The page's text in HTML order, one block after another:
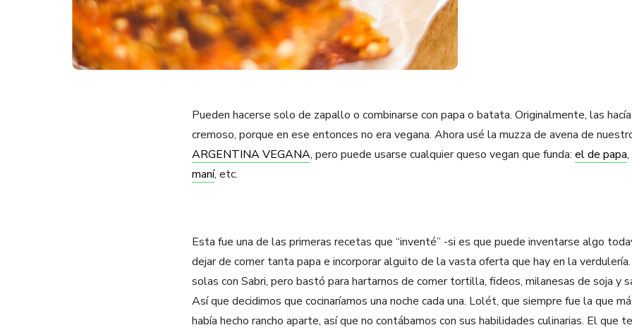
Pueden hacerse solo de zapallo o combinarse con papa o batata. Originalmente, las
cremoso, porque en ese entonces no era vegana. Ahora usé la muzza de avena de
ARGENTINA VEGANA, pero puede usarse cualquier queso vegan que funda: el de papa
maní, etc.
Esta fue una de las primeras recetas que “inventé” -si es que puede inventarse algo
dejar de comer tanta papa e incorporar alguito de la vasta oferta que hay en la
solas con Sabri, pero bastó para hartarnos de comer tortilla, fideos, milanesas de soja y
Así que decidimos que cocinaríamos una noche cada una. Lolét, que siempre fue la que
había hecho rancho aparte, así que no contábamos con sus habilidades culinarias. El que